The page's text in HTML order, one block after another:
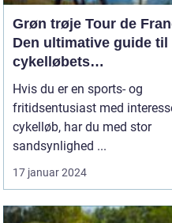
Grøn trøje Tour de
Den ultimative guide til
cykelløbets
pointkonkurrence
Hvis du er en sports- og
fritidsentusiast med
cykelløb, har du med stor
sandsynlighed ...
17 januar 2024